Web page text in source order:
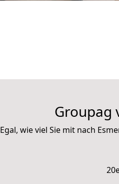
Groupag
Egal, wie viel Sie mit nach